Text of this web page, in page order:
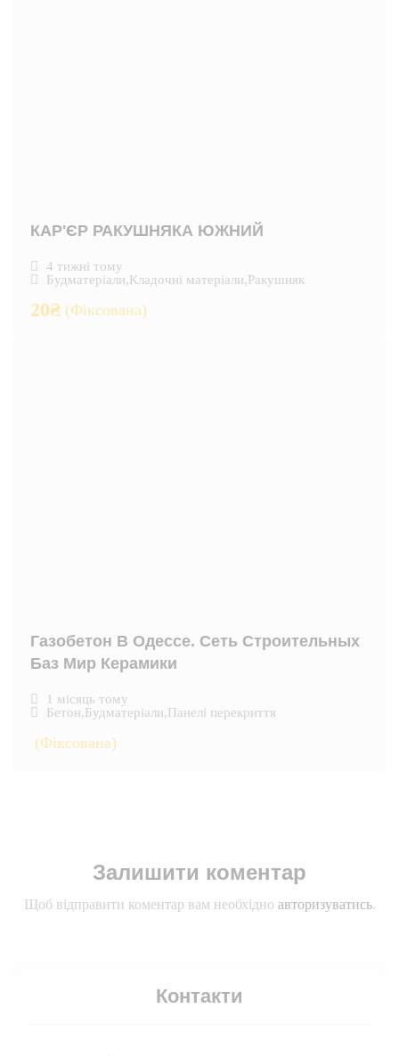
КАР'ЄР РАКУШНЯКА ЮЖНИЙ
4 тижні тому
Будматеріали,Кладочні матеріали,Ракушняк
20₴ (Фіксована)
Газобетон В Одессе. Сеть Строительных
Баз Мир Керамики
1 місяць тому
Бетон,Будматеріали,Панелі перекриття
(Фіксована)
Залишити коментар
Щоб відправити коментар вам необхідно авторизуватись.
Контакти